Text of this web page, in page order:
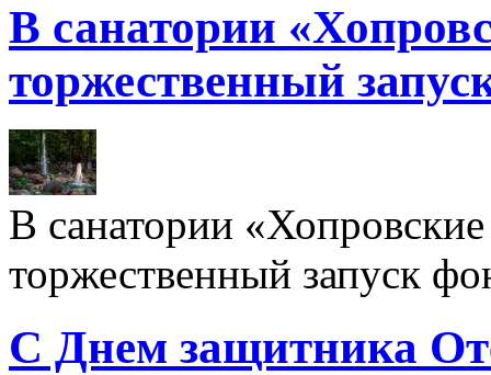
В санатории
торжественный
В санатории «Хопровские
торжественный запуск
С Днем защитника